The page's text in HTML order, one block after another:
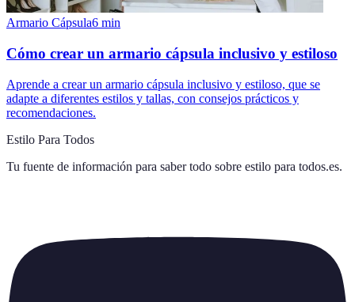
Armario Cápsula6 min
Cómo crear un armario cápsula inclusivo y estiloso
Aprende a crear un armario cápsula inclusivo y estiloso, que se
adapte a diferentes estilos y tallas, con consejos prácticos y
recomendaciones.
Estilo Para Todos
Tu fuente de información para saber todo sobre estilo para todos.es.